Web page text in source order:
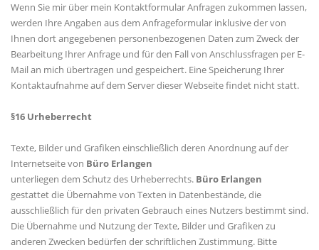
Wenn Sie mir über mein Kontaktformular Anfragen zukommen lassen,
werden Ihre Angaben aus dem Anfrageformular inklusive der von
Ihnen dort angegebenen personenbezogenen Daten zum Zweck der
Bearbeitung Ihrer Anfrage und für den Fall von Anschlussfragen per E-
Mail an mich übertragen und gespeichert. Eine Speicherung Ihrer
Kontaktaufnahme auf dem Server dieser Webseite findet nicht statt.
§16 Urheberrecht
Texte, Bilder und Grafiken einschließlich deren Anordnung auf der
Internetseite von Büro Erlangen
unterliegen dem Schutz des Urheberrechts. Büro Erlangen
gestattet die Übernahme von Texten in Datenbestände, die
ausschließlich für den privaten Gebrauch eines Nutzers bestimmt sind.
Die Übernahme und Nutzung der Texte, Bilder und Grafiken zu
anderen Zwecken bedürfen der schriftlichen Zustimmung. Bitte